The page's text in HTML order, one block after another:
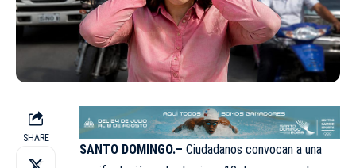
SHARE
SANTO DOMINGO.– Ciudadanos convocan a una